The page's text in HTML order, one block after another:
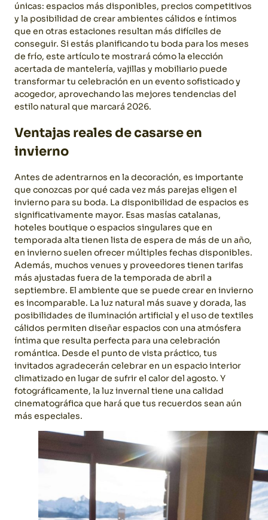
únicas: espacios más disponibles, precios competitivos
y la posibilidad de crear ambientes cálidos e íntimos
que en otras estaciones resultan más difíciles de
conseguir. Si estás planificando tu boda para los meses
de frío, este artículo te mostrará cómo la elección
acertada de mantelería, vajillas y mobiliario puede
transformar tu celebración en un evento sofisticado y
acogedor, aprovechando las mejores tendencias del
estilo natural que marcará 2026.
Ventajas reales de casarse en
invierno
Antes de adentrarnos en la decoración, es importante
que conozcas por qué cada vez más parejas eligen el
invierno para su boda. La disponibilidad de espacios es
significativamente mayor. Esas masías catalanas,
hoteles boutique o espacios singulares que en
temporada alta tienen lista de espera de más de un año,
en invierno suelen ofrecer múltiples fechas disponibles.
Además, muchos venues y proveedores tienen tarifas
más ajustadas fuera de la temporada de abril a
septiembre. El ambiente que se puede crear en invierno
es incomparable. La luz natural más suave y dorada, las
posibilidades de iluminación artificial y el uso de textiles
cálidos permiten diseñar espacios con una atmósfera
íntima que resulta perfecta para una celebración
romántica. Desde el punto de vista práctico, tus
invitados agradecerán celebrar en un espacio interior
climatizado en lugar de sufrir el calor del agosto. Y
fotográficamente, la luz invernal tiene una calidad
cinematográfica que hará que tus recuerdos sean aún
más especiales.